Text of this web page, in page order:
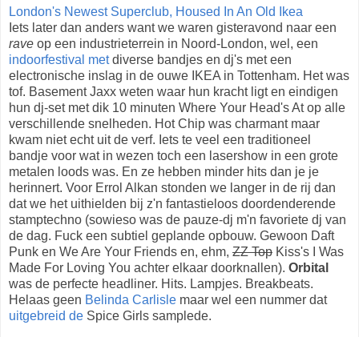
London's Newest Superclub, Housed In An Old Ikea
Iets later dan anders want we waren gisteravond naar een
rave op een industrieterrein in Noord-London, wel, een
indoorfestival metdiverse bandjes en dj's met een
electronische inslag in de ouwe IKEA in Tottenham. Het was
tof. Basement Jaxx weten waar hun kracht ligt en eindigen
hun dj-set met dik 10 minuten Where Your Head's At op alle
verschillende snelheden. Hot Chip was charmant maar
kwam niet echt uit de verf. Iets te veel een traditioneel
bandje voor wat in wezen toch een lasershow in een grote
metalen loods was. En ze hebben minder hits dan je je
herinnert. Voor Errol Alkan stonden we langer in de rij dan
dat we het uithielden bij z'n fantastieloos doordenderende
stamptechno (sowieso was de pauze-dj m'n favoriete dj van
de dag. Fuck een subtiel geplande opbouw. Gewoon Daft
Punk en We Are Your Friends en, ehm, ZZ Top Kiss's I Was
Made For Loving You achter elkaar doorknallen). Orbital
was de perfecte headliner. Hits. Lampjes. Breakbeats.
Helaas geen Belinda Carlisle maar wel een nummer dat
uitgebreid de Spice Girls samplede.